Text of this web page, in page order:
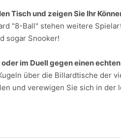
Tisch und zeigen Sie Ihr
"8-Ball" stehen weitere
sogar Snooker!
im Duell gegen einen
über die Billardtische der
und verewigen Sie sich in der